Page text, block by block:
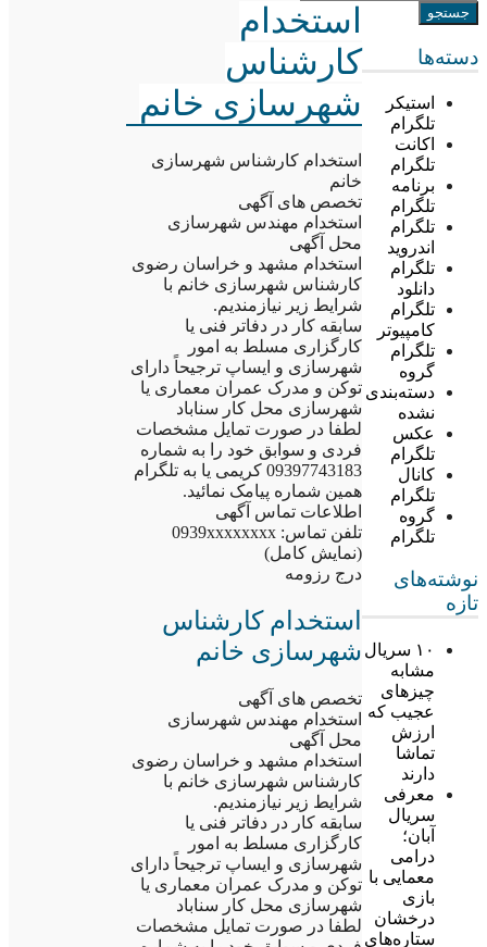
دسته‌ها
استیکر
تلگرام
اکانت
تلگرام
برنامه
تلگرام
تلگرام
اندروید
تلگرام
دانلود
تلگرام
کامپیوتر
تلگرام
گروه
دسته‌بندی
نشده
عکس
تلگرام
کانال
تلگرام
گروه
تلگرام
نوشته‌های
تازه
۱۰ سریال
مشابه
چیزهای
عجیب که
ارزش
تماشا
دارند
معرفی
سریال
آبان؛
درامی
معمایی با
بازی
درخشان
ستاره‌های
استخدام
کارشناس
شهرسازی خانم
استخدام کارشناس شهرسازی
خانم
تخصص های آگهی
استخدام مهندس شهرسازی
محل آگهی
استخدام مشهد و خراسان رضوی
کارشناس شهرسازی خانم با
شرایط زیر نیازمندیم.
سابقه کار در دفاتر فنی یا
کارگزاری مسلط به امور
شهرسازی و ایساپ ترجیحاً دارای
توکن و مدرک عمران معماری یا
شهرسازی محل کار سناباد
لطفا در صورت تمایل مشخصات
فردی و سوابق خود را به شماره
09397743183 کریمی یا به تلگرام
همین شماره پیامک نمائید.
اطلاعات تماس آگهی
تلفن تماس: 0939xxxxxxxx
(نمایش کامل)
درج رزومه
استخدام کارشناس
شهرسازی خانم
تخصص های آگهی
استخدام مهندس شهرسازی
محل آگهی
استخدام مشهد و خراسان رضوی
کارشناس شهرسازی خانم با
شرایط زیر نیازمندیم.
سابقه کار در دفاتر فنی یا
کارگزاری مسلط به امور
شهرسازی و ایساپ ترجیحاً دارای
توکن و مدرک عمران معماری یا
شهرسازی محل کار سناباد
لطفا در صورت تمایل مشخصات